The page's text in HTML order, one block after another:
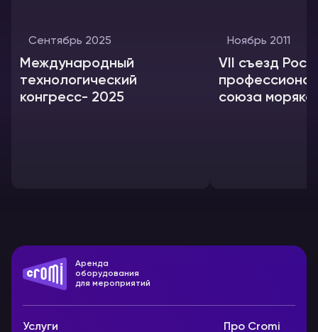
Сентябрь 2025
Международный
технологический
конгресс- 2025
Ноябрь 2011
VII съезд
союза
Аренда
оборудования
для мероприятий
Услуги Про Cromi